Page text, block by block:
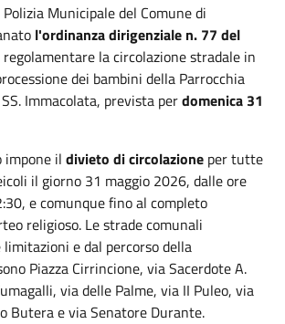
Municipale del Comune di
l'ordinanza dirigenziale n. 77 del
regolamentare la circolazione stradale in
dei bambini della Parrocchia
Immacolata, prevista perdomenica 31
impone il divieto di circolazione per tutte
il giorno 31 maggio 2026, dalle ore
e comunque fino al completo
religioso. Le strade comunali
e dal percorso della
Piazza Cirrincione, via Sacerdote A.
via delle Palme, via II Puleo, via
Butera e via Senatore Durante.